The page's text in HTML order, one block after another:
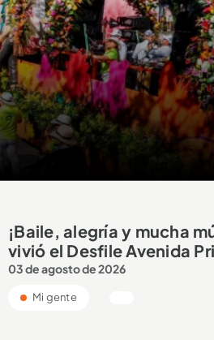
¡Baile, alegría y mucha
vivió el Desfile Avenida
03 de agosto de 2026
Mi gente